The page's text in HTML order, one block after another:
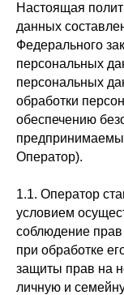
Настоящая
данных
Федерального
персональных
персональных
обработки
обеспечению
Оператор).
1.1. Оператор
условием
соблюдение
при обработке
защиты прав на
личную и